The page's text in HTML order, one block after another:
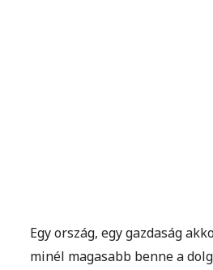
Egy ország, egy gazdaság
minél magasabb benne a